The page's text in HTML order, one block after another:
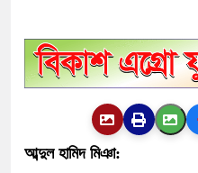
আব্দুল হামিদ মিঞা: